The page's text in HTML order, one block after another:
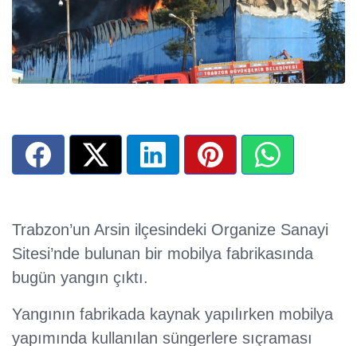
Trabzon’un Arsin ilçesindeki Organize Sanayi
Sitesi’nde bulunan bir mobilya fabrikasında
bugün yangın çıktı.
Yangının fabrikada kaynak yapılırken mobilya
yapımında kullanılan süngerlere sıçraması